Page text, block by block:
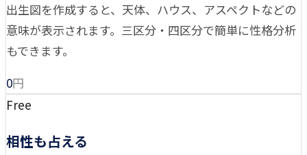
出生図を作成すると、天体、ハウス、アスペクトなどの
意味が表示されます。三区分・四区分で簡単に性格分析
もできます。
0円
Free
相性も占える